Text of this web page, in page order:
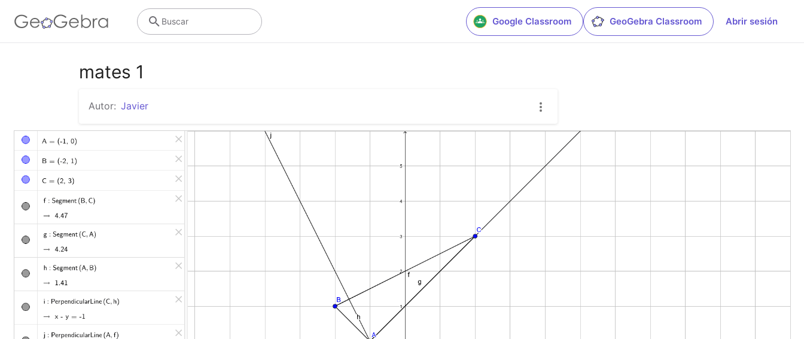
Google Classroom GeoGebra Classroom Abrir sesión
Buscar
mates 1
Autor: Javier